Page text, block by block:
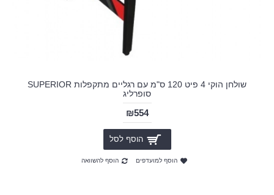
שולחן הוקי 4 פיט 120 ס"מ עם רגליים מתקפלות SUPERIOR
סופרליג
₪554
הוסף לסל
הוסף למועדפים הוסף להשוואה